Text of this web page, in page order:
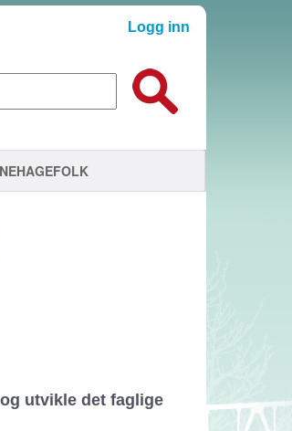
Logg inn
utvikle det faglige